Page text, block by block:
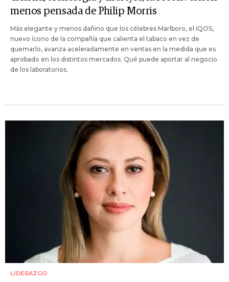
menos pensada de Philip Morris
Más elegante y menos dañino que los célebres Marlboro, el IQOS,
nuevo ícono de la compañía que calienta el tabaco en vez de
quemarlo, avanza aceleradamente en ventas en la medida que es
aprobado en los distintos mercados. Qué puede aportar al negocio
de los laboratorios.
LIDERAZGO